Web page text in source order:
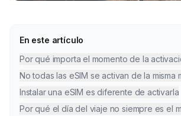
En este artículo
Por qué importa el momento de la
No todas las eSIM se activan de la misma
Instalar una eSIM es diferente de activarla
Por qué el día del viaje no siempre es el